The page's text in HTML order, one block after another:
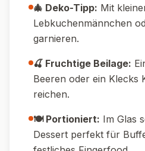
🍽️ Meal Prep:Das
Vortag vorbereitet
🍫 Kakao-Tipp:Zum
Kakao verwenden –
schönen Kontrast.
🧊 Kalt servieren:
Kühlschrank schmeckt
besonders gut.